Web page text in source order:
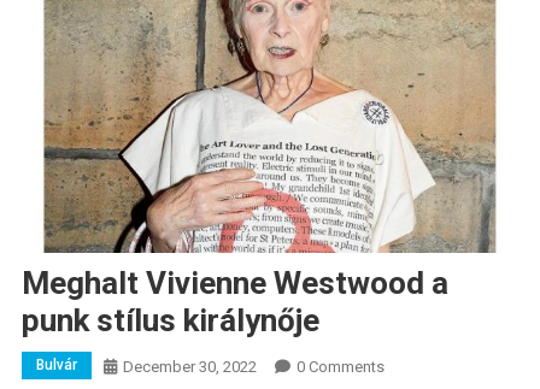
Meghalt Vivienne Westwood a
punk stílus királynője
Bulvár December 30, 2022 0 Comments